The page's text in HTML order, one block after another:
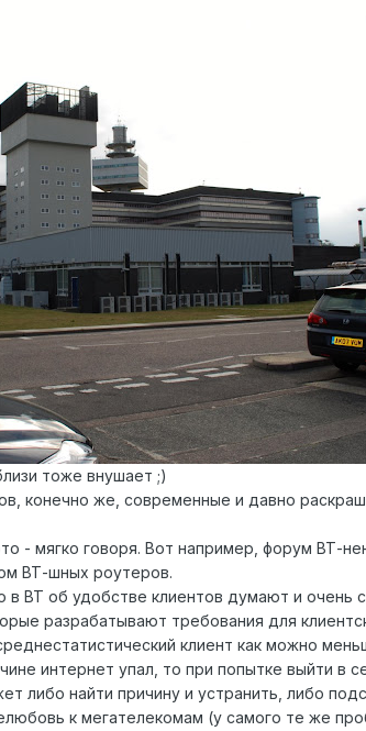
тоже внушает ;)
конечно же, современные и давно
- мягко говоря. Вот например, форум ВТ-
ВТ-шных роутеров.
ВТ об удобстве клиентов думают и очень
разрабатывают требования для
клиент как можно
интернет упал, то при попытке выйти в
либо найти причину и устранить, либо
к мегателекомам (у самого те же